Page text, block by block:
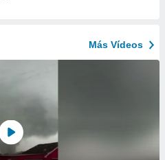
Más Vídeos